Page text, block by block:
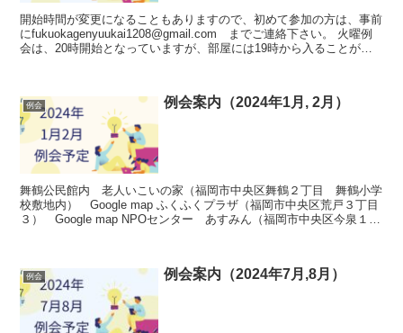
開始時間が変更になることもありますので、初めて参加の方は、事前
にfukuokagenyuukai1208@gmail.com までご連絡下さい。 火曜例
会は、20時開始となっていますが、部屋には19時から入ることが可
例会 例会案内（2024年1月, 2月）
舞鶴公民館内 老人いこいの家（福岡市中央区舞鶴２丁目 舞鶴小学
校敷地内） Google map ふくふくプラザ（福岡市中央区荒戸３丁目
３） Google map NPOセンター あすみん（福岡市中央区今泉１－
例会 例会案内（2024年7月,8月）